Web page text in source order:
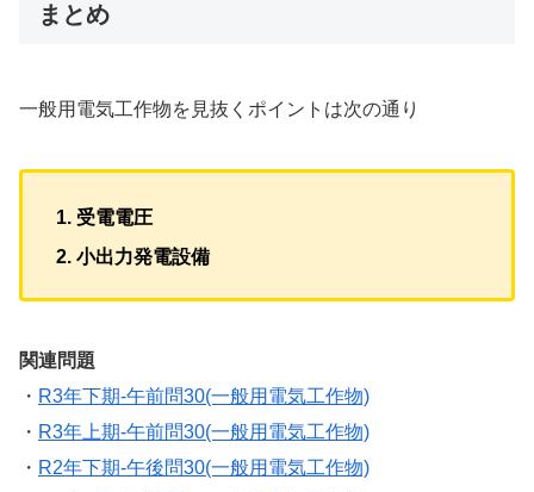
まとめ
一般用電気工作物を見抜くポイントは次の通り
受電電圧
小出力発電設備
関連問題
・ R3年下期-午前問30(一般用電気工作物)
・ R3年上期-午前問30(一般用電気工作物)
・ R2年下期-午後問30(一般用電気工作物)